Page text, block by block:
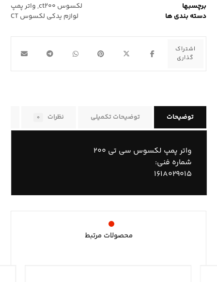
برچسبها لکسوس ct۲۰۰ , واتر پمپ
دسته بندی ها
لوازم یدکی لکسوس CT
توضیحات توضیحات تکمیلی نظرات ۰
واتر پمپ لکسوس سی تی ۲۰۰
شماره فنی:
۱۶۱A۰۲۹۰۱۵
محصولات مرتبط